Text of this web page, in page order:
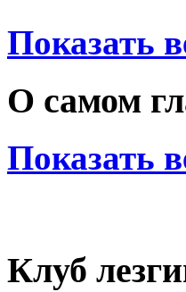
Показать
О самом
Показать
Клуб